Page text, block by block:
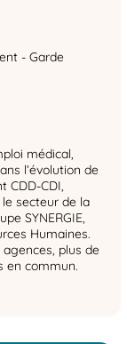
- Garde
médical,
l’évolution de
CDD-CDI,
secteur de la
SYNERGIE,
Humaines.
plus de
en commun.